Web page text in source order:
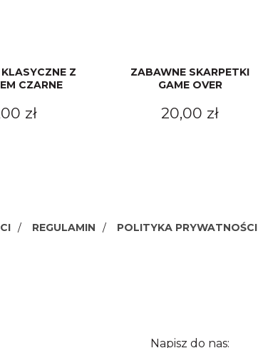
Z
CZARNE
zł
ZABAWNE SKARPETKI
GAME OVER
20,00 zł
REGULAMIN POLITYKA PRYWATNOŚCI
Napisz do nas: